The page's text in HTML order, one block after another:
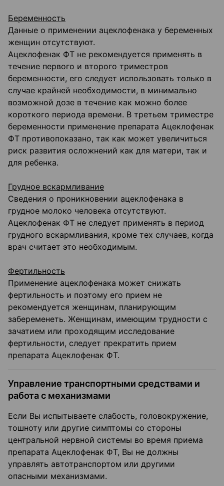
Беременность
Данные о применении ацеклофенака у беременных
женщин отсутствуют.
Ацеклофенак ФТ не рекомендуется применять в
течение первого и второго триместров
беременности, его следует использовать только в
случае крайней необходимости, в минимально
возможной дозе в течение как можно более
короткого периода времени. В третьем триместре
беременности применение препарата Ацеклофенак
ФТ противопоказано, так как может увеличиться
риск развития осложнений как для матери, так и
для ребенка.
Грудное вскармливание
Сведения о проникновении ацеклофенака в
грудное молоко человека отсутствуют.
Ацеклофенак ФТ не следует применять в период
грудного вскармливания, кроме тех случаев, когда
врач считает это необходимым.
Фертильность
Применение ацеклофенака может снижать
фертильность и поэтому его прием не
рекомендуется женщинам, планирующим
забеременеть. Женщинам, имеющим трудности с
зачатием или проходящим исследование
фертильности, следует прекратить прием
препарата Ацеклофенак ФТ.
Управление транспортными средствами и
работа с механизмами
Если Вы испытываете слабость, головокружение,
тошноту или другие симптомы со стороны
центральной нервной системы во время приема
препарата Ацеклофенак ФТ, Вы не должны
управлять автотранспортом или другими
опасными механизмами.